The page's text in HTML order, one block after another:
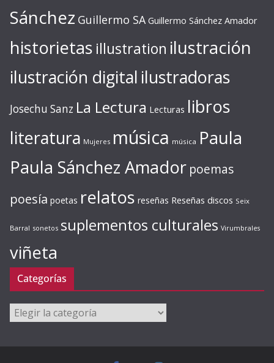
Sánchez Guillermo SA Guillermo Sánchez Amador
historietas illustration ilustración
ilustración digital ilustradoras
Josechu Sanz La Lectura Lecturas libros
literatura Mujeres música música Paula
Paula Sánchez Amador poemas
poesía poetas relatos reseñas Reseñas discos Seix
Barral sonetos suplementos culturales Virumbrales
viñeta
Categorías
Categorías